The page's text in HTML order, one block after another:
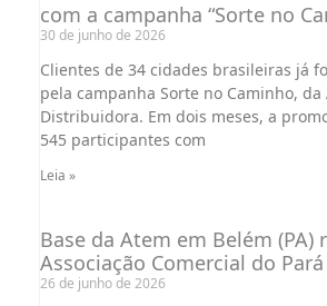
com a campanha “Sorte no
30 de junho de 2026
Clientes de 34 cidades brasileiras já
pela campanha Sorte no Caminho, da
Distribuidora. Em dois meses, a
545 participantes com
Leia »
Base da Atem em Belém (PA)
Associação Comercial do Pará
26 de junho de 2026